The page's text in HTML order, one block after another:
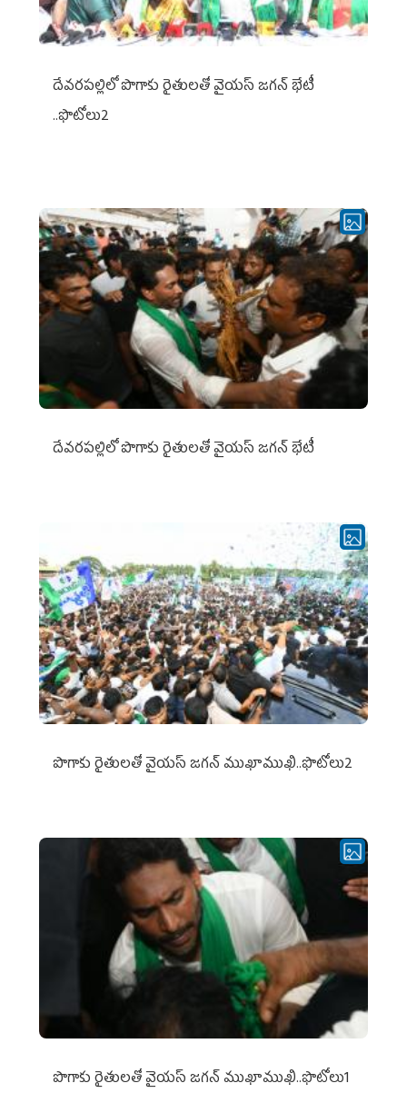
దేవరపల్లిలో పొగాకు రైతులతో వైయస్ జగన్ భేటీ
..ఫొటోలు2
దేవరపల్లిలో పొగాకు రైతులతో వైయస్ జగన్ భేటీ
పొగాకు రైతుల‌తో వైయ‌స్ జ‌గ‌న్ ముఖాముఖి..ఫొటోలు2
పొగాకు రైతుల‌తో వైయ‌స్ జ‌గ‌న్ ముఖాముఖి..ఫొటోలు1